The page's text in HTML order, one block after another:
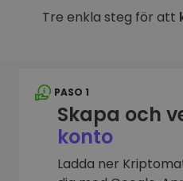
Tre enkla steg för att
PASO 1
Skapa och
konto
Ladda ner